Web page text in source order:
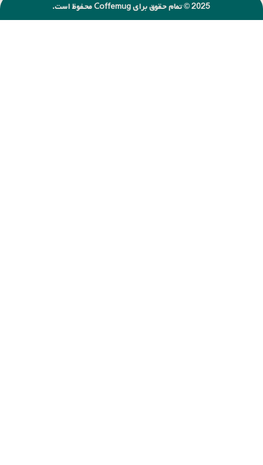
2025 © تمام حقوق برای Coffemug محفوظ است.